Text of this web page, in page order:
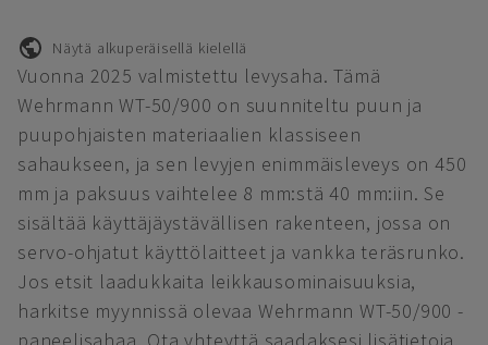
Näytä alkuperäisellä kielellä
Vuonna 2025 valmistettu levysaha. Tämä
Wehrmann WT-50/900 on suunniteltu puun ja
puupohjaisten materiaalien klassiseen
sahaukseen, ja sen levyjen enimmäisleveys on 450
mm ja paksuus vaihtelee 8 mm:stä 40 mm:iin. Se
sisältää käyttäjäystävällisen rakenteen, jossa on
servo-ohjatut käyttölaitteet ja vankka teräsrunko.
Jos etsit laadukkaita leikkausominaisuuksia,
harkitse myynnissä olevaa Wehrmann WT-50/900 -